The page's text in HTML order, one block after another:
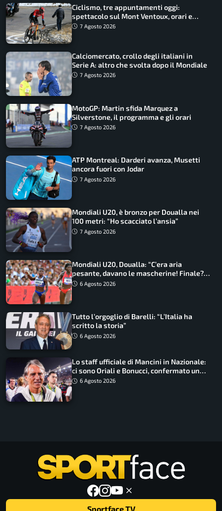
Ciclismo, tre appuntamenti oggi:
spettacolo sul Mont Ventoux, orari e
come vederli
7 Agosto 2026
Calciomercato, crollo degli italiani in
Serie A: altro che svolta dopo il Mondiale
7 Agosto 2026
MotoGP: Martin sfida Marquez a
Silverstone, il programma e gli orari
7 Agosto 2026
ATP Montreal: Darderi avanza, Musetti
ancora fuori con Jodar
7 Agosto 2026
Mondiali U20, è bronzo per Doualla nei
100 metri: “Ho scacciato l’ansia”
7 Agosto 2026
Mondiali U20, Doualla: “C’era aria
pesante, davano le mascherine! Finale?
Non ho nulla da perdere”
6 Agosto 2026
Tutto l’orgoglio di Barelli: “L’Italia ha
scritto la storia”
6 Agosto 2026
Lo staff ufficiale di Mancini in Nazionale:
ci sono Oriali e Bonucci, confermato un
ritorno
6 Agosto 2026
Sportface TV